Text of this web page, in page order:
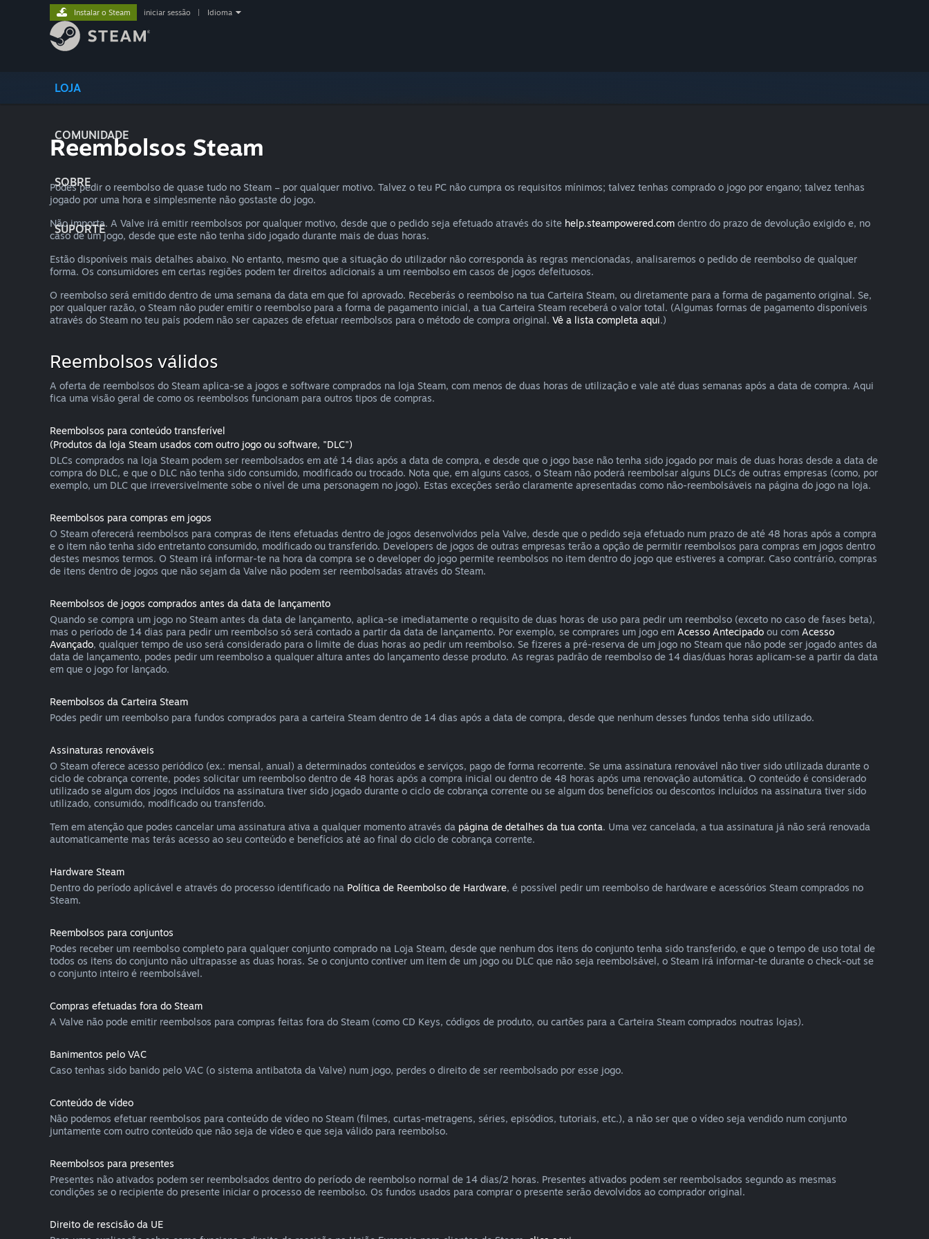
LOJA
COMUNIDADE
SOBRE
SUPORTE
Instalar o Steam iniciar sessão Idioma
Reembolsos Steam
Podes pedir o reembolso de quase tudo no Steam – por qualquer motivo. Talvez o teu PC não cumpra os requisitos mínimos; talvez tenhas comprado o jogo por engano; talvez tenhas
jogado por uma hora e simplesmente não gostaste do jogo.
Não importa. A Valve irá emitir reembolsos por qualquer motivo, desde que o pedido seja efetuado através do site help.steampowered.com dentro do prazo de devolução exigido e, no
caso de um jogo, desde que este não tenha sido jogado durante mais de duas horas.
Estão disponíveis mais detalhes abaixo. No entanto, mesmo que a situação do utilizador não corresponda às regras mencionadas, analisaremos o pedido de reembolso de qualquer
forma. Os consumidores em certas regiões podem ter direitos adicionais a um reembolso em casos de jogos defeituosos.
O reembolso será emitido dentro de uma semana da data em que foi aprovado. Receberás o reembolso na tua Carteira Steam, ou diretamente para a forma de pagamento original. Se,
por qualquer razão, o Steam não puder emitir o reembolso para a forma de pagamento inicial, a tua Carteira Steam receberá o valor total. (Algumas formas de pagamento disponíveis
através do Steam no teu país podem não ser capazes de efetuar reembolsos para o método de compra original. Vê a lista completa aqui.)
Reembolsos válidos
A oferta de reembolsos do Steam aplica-se a jogos e software comprados na loja Steam, com menos de duas horas de utilização e vale até duas semanas após a data de compra. Aqui
fica uma visão geral de como os reembolsos funcionam para outros tipos de compras.
Reembolsos para conteúdo transferível
(Produtos da loja Steam usados com outro jogo ou software, "DLC")
DLCs comprados na loja Steam podem ser reembolsados em até 14 dias após a data de compra, e desde que o jogo base não tenha sido jogado por mais de duas horas desde a data de
compra do DLC, e que o DLC não tenha sido consumido, modificado ou trocado. Nota que, em alguns casos, o Steam não poderá reembolsar alguns DLCs de outras empresas (como, por
exemplo, um DLC que irreversivelmente sobe o nível de uma personagem no jogo). Estas exceções serão claramente apresentadas como não-reembolsáveis na página do jogo na loja.
Reembolsos para compras em jogos
O Steam oferecerá reembolsos para compras de itens efetuadas dentro de jogos desenvolvidos pela Valve, desde que o pedido seja efetuado num prazo de até 48 horas após a compra
e o item não tenha sido entretanto consumido, modificado ou transferido. Developers de jogos de outras empresas terão a opção de permitir reembolsos para compras em jogos dentro
destes mesmos termos. O Steam irá informar-te na hora da compra se o developer do jogo permite reembolsos no item dentro do jogo que estiveres a comprar. Caso contrário, compras
de itens dentro de jogos que não sejam da Valve não podem ser reembolsadas através do Steam.
Reembolsos de jogos comprados antes da data de lançamento
Quando se compra um jogo no Steam antes da data de lançamento, aplica-se imediatamente o requisito de duas horas de uso para pedir um reembolso (exceto no caso de fases beta),
mas o período de 14 dias para pedir um reembolso só será contado a partir da data de lançamento. Por exemplo, se comprares um jogo em Acesso Antecipado ou com Acesso
Avançado, qualquer tempo de uso será considerado para o limite de duas horas ao pedir um reembolso. Se fizeres a pré-reserva de um jogo no Steam que não pode ser jogado antes da
data de lançamento, podes pedir um reembolso a qualquer altura antes do lançamento desse produto. As regras padrão de reembolso de 14 dias/duas horas aplicam-se a partir da data
em que o jogo for lançado.
Reembolsos da Carteira Steam
Podes pedir um reembolso para fundos comprados para a carteira Steam dentro de 14 dias após a data de compra, desde que nenhum desses fundos tenha sido utilizado.
Assinaturas renováveis
O Steam oferece acesso periódico (ex.: mensal, anual) a determinados conteúdos e serviços, pago de forma recorrente. Se uma assinatura renovável não tiver sido utilizada durante o
ciclo de cobrança corrente, podes solicitar um reembolso dentro de 48 horas após a compra inicial ou dentro de 48 horas após uma renovação automática. O conteúdo é considerado
utilizado se algum dos jogos incluídos na assinatura tiver sido jogado durante o ciclo de cobrança corrente ou se algum dos benefícios ou descontos incluídos na assinatura tiver sido
utilizado, consumido, modificado ou transferido.
Tem em atenção que podes cancelar uma assinatura ativa a qualquer momento através da página de detalhes da tua conta. Uma vez cancelada, a tua assinatura já não será renovada
automaticamente mas terás acesso ao seu conteúdo e benefícios até ao final do ciclo de cobrança corrente.
Hardware Steam
Dentro do período aplicável e através do processo identificado na Política de Reembolso de Hardware, é possível pedir um reembolso de hardware e acessórios Steam comprados no
Steam.
Reembolsos para conjuntos
Podes receber um reembolso completo para qualquer conjunto comprado na Loja Steam, desde que nenhum dos itens do conjunto tenha sido transferido, e que o tempo de uso total de
todos os itens do conjunto não ultrapasse as duas horas. Se o conjunto contiver um item de um jogo ou DLC que não seja reembolsável, o Steam irá informar-te durante o check-out se
o conjunto inteiro é reembolsável.
Compras efetuadas fora do Steam
A Valve não pode emitir reembolsos para compras feitas fora do Steam (como CD Keys, códigos de produto, ou cartões para a Carteira Steam comprados noutras lojas).
Banimentos pelo VAC
Caso tenhas sido banido pelo VAC (o sistema antibatota da Valve) num jogo, perdes o direito de ser reembolsado por esse jogo.
Conteúdo de vídeo
Não podemos efetuar reembolsos para conteúdo de vídeo no Steam (filmes, curtas-metragens, séries, episódios, tutoriais, etc.), a não ser que o vídeo seja vendido num conjunto
juntamente com outro conteúdo que não seja de vídeo e que seja válido para reembolso.
Reembolsos para presentes
Presentes não ativados podem ser reembolsados dentro do período de reembolso normal de 14 dias/2 horas. Presentes ativados podem ser reembolsados segundo as mesmas
condições se o recipiente do presente iniciar o processo de reembolso. Os fundos usados para comprar o presente serão devolvidos ao comprador original.
Direito de rescisão da UE